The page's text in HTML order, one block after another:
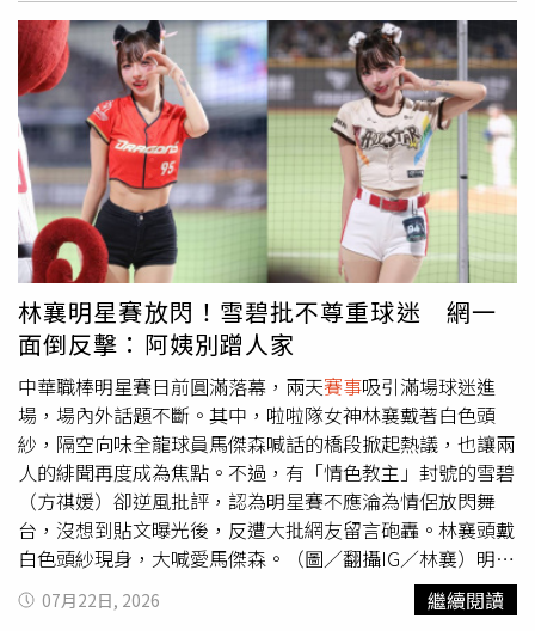
估，排除產權取得困難、腹地不足及軌道運能受限等因素
後，由樹林機五及淡海二期進入第二階段。第二階段則進一
步針對環境條件、交通條件及永續發展三大面向，建立涵蓋
7大類別、26項專業評估指標，並邀集23位跨領域專家學者
共同參與評選。侯友宜指出，樹林機五周邊基地在18項評估
指標中表現較佳，最終獲得產官學界高度共識，正式拍板定
案。新北市府表示，新北大巨蛋將定位為「城市中心型複合
生活節點」，採主場館與周邊商業區雙核心規劃。除興建可
容納5萬人的多功能主場館外，也將規劃會展中心、商辦大
樓、星級飯店及複合商業空間，提供大型賽事、演唱會及各
類展演活動使用，同時結合運動科技、新創產業及商業機
能，帶動周邊整體發展。市府指出，專家評估認為樹林機五
具備三大優勢，包括掌握開發主導權、可加速都市縫合，擁
有雙鐵匯聚及立體分流的交通條件，以及成熟的日常營運環
境，有助打造全天候遊客經濟。交通方面，基地鄰近捷運土
城樹林線LG18站，每小時運能可達2萬8000人，並串聯台
65線及國道3號等快速道路，前往板橋車站約20分鐘、台北
車站約35分鐘，可望滿足大型活動散場疏運需求，成為新北
未來重要的大型展演與體育場館。
林襄明星賽放閃！雪碧批不尊重球迷 網一
面倒反擊：阿姨別蹭人家
中華職棒明星賽日前圓滿落幕，兩天賽事吸引滿場球迷進
場，場內外話題不斷。其中，啦啦隊女神林襄戴著白色頭
紗，隔空向味全龍球員馬傑森喊話的橋段掀起熱議，也讓兩
人的緋聞再度成為焦點。不過，有「情色教主」封號的雪碧
（方祺媛）卻逆風批評，認為明星賽不應淪為情侶放閃舞
台，沒想到貼文曝光後，反遭大批網友留言砲轟。林襄頭戴
白色頭紗現身，大喊愛馬傑森。（圖／翻攝IG／林襄）明星
賽當天，林襄頭戴白色頭紗現身，一度讓全場球迷誤以為將
上演求婚橋段。不過，她隨後只是隔空向正在打擊的馬傑森
07月22日, 2026 繼續閱讀